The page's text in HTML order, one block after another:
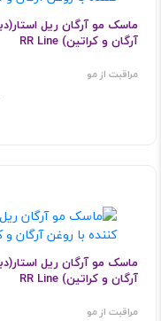
آرگان و کراتین) RR Line
مراقبت از مو
آرگان و کراتین) RR Line
مراقبت از مو